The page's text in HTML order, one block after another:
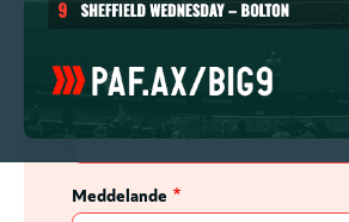
Telefon
Meddelande